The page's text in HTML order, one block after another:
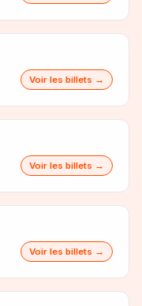
Voir les billets →
Voir les billets →
Voir les billets →